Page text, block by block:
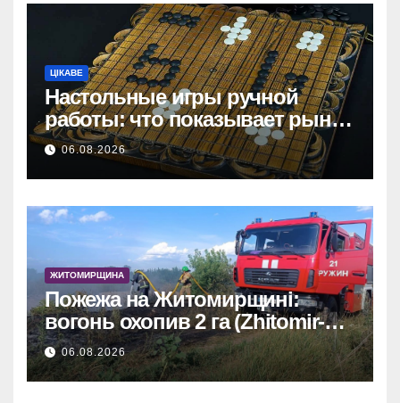
ЦІКАВЕ
Настольные игры ручной
работы: что показывает рынок
и почему цифры говорят сами
за себя
06.08.2026
ЖИТОМИРЩИНА
Пожежа на Житомирщині:
вогонь охопив 2 га (Zhitomir-
OnLine)
06.08.2026